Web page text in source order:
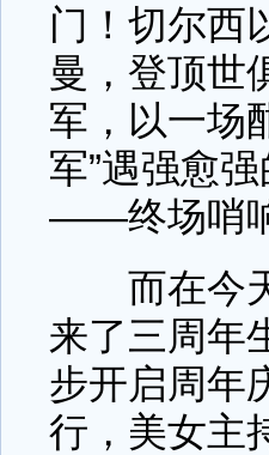
门！切尔西
曼，登顶世
军，以一场
军”遇强愈
——终场哨
而在今天
来了三周年
步开启周年
行，美女主